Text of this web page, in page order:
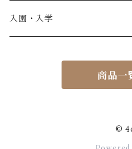
カーディガン / 羽織もの
BONHEUR DU JOUR
アルパカ
NY / ニューヨーク
Spain / スペイン
女の子
くつ・帽子・Bag
入園・入学
商品一
©